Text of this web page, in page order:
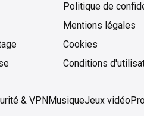
Politique de
Mentions légales
Cookies
Cookies
Conditions
& VPN MusiqueJeux vidéo